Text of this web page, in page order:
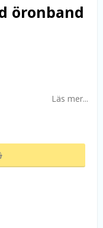
öronband
Läs mer...